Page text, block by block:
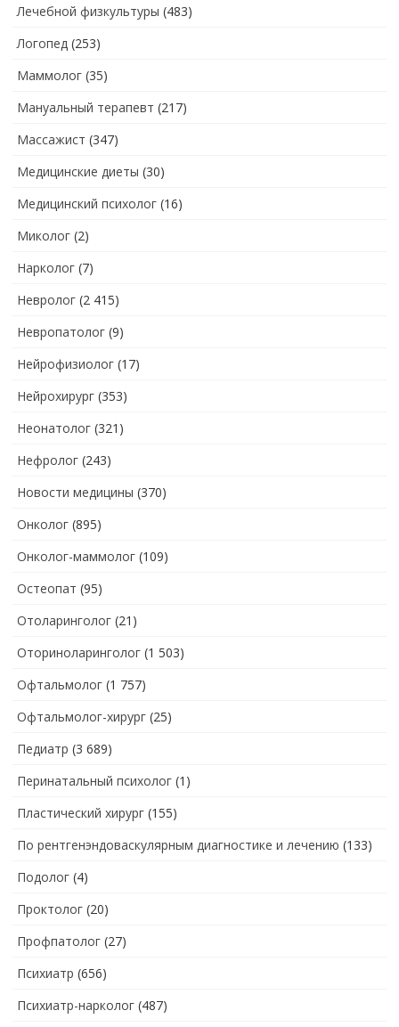
Лечебной физкультуры (483)
Логопед (253)
Маммолог (35)
Мануальный терапевт (217)
Массажист (347)
Медицинские диеты (30)
Медицинский психолог (16)
Миколог (2)
Нарколог (7)
Невролог (2 415)
Невропатолог (9)
Нейрофизиолог (17)
Нейрохирург (353)
Неонатолог (321)
Нефролог (243)
Новости медицины (370)
Онколог (895)
Онколог-маммолог (109)
Остеопат (95)
Отоларинголог (21)
Оториноларинголог (1 503)
Офтальмолог (1 757)
Офтальмолог-хирург (25)
Педиатр (3 689)
Перинатальный психолог (1)
Пластический хирург (155)
По рентгенэндоваскулярным диагностике и лечению (133)
Подолог (4)
Проктолог (20)
Профпатолог (27)
Психиатр (656)
Психиатр-нарколог (487)